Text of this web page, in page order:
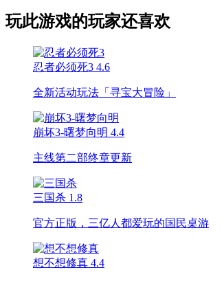
玩此游戏的玩家还喜欢
忍者必须死3 4.6
全新活动玩法「寻宝大冒险」
崩坏3-曙梦向明 4.4
主线第二部终章更新
三国杀 1.8
官方正版，三亿人都爱玩的国民桌游
想不想修真 4.4